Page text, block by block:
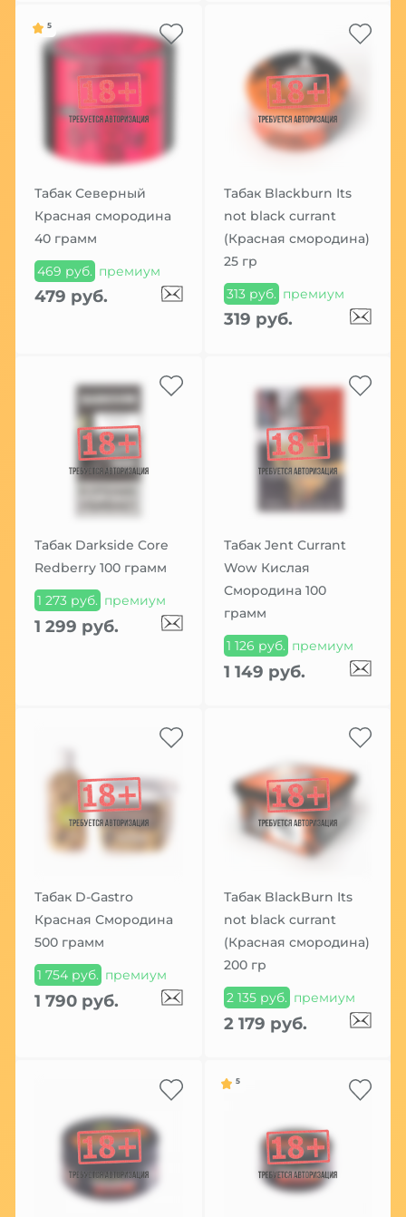
5
Табак Северный
Красная смородина
40 грамм
469 руб. премиум
479 руб.
Табак Blackburn Its
not black currant
(Красная смородина)
25 гр
313 руб. премиум
319 руб.
Табак Darkside Core
Redberry 100 грамм
1 273 руб. премиум
1 299 руб.
Табак Jent Currant
Wow Кислая
Смородина 100
грамм
1 126 руб. премиум
1 149 руб.
Табак D-Gastro
Красная Смородина
500 грамм
1 754 руб. премиум
1 790 руб.
Табак BlackBurn Its
not black currant
(Красная смородина)
200 гр
2 135 руб. премиум
2 179 руб.
5